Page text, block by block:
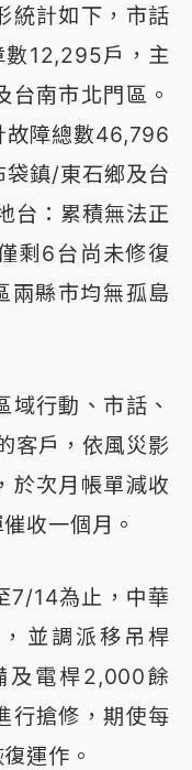
統計如下，市話
12,295戶，主
台南市北門區。
故障總數46,796
袋鎮/東石鄉及台
台：累積無法正
剩6台尚未修復
兩縣市均無孤島
域行動、市話、
客戶，依風災影
於次月帳單減收
收一個月。
7/14為止，中華
並調派移吊桿
及電桿2,000餘
行搶修，期使每
運作。